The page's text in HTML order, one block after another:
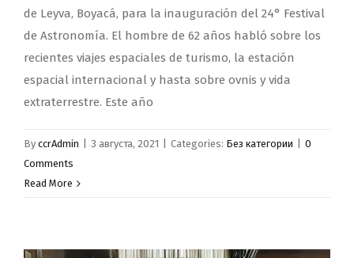
de Leyva, Boyacá, para la inauguración del 24° Festival
de Astronomía. El hombre de 62 años habló sobre los
recientes viajes espaciales de turismo, la estación
espacial internacional y hasta sobre ovnis y vida
extraterrestre. Este año
By ccrAdmin 3 августа, 2021 Categories: Без категории
0
Comments
Read More